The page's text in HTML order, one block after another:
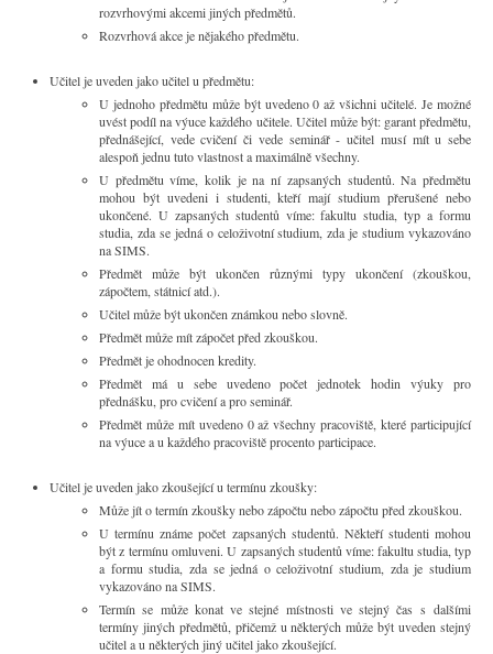
rozvrhovými akcemi jiných předmětů.
Rozvrhová akce je nějakého předmětu.
Učitel je uveden jako učitel u předmětu:
U jednoho předmětu může být uvedeno 0 až všichni učitelé. Je možné
uvést podíl na výuce každého učitele. Učitel může být: garant předmětu,
přednášející, vede cvičení či vede seminář - učitel musí mít u sebe
alespoň jednu tuto vlastnost a maximálně všechny.
U předmětu víme, kolik je na ní zapsaných studentů. Na předmětu
mohou být uvedeni i studenti, kteří mají studium přerušené nebo
ukončené. U zapsaných studentů víme: fakultu studia, typ a formu
studia, zda se jedná o celoživotní studium, zda je studium vykazováno
na SIMS.
Předmět může být ukončen různými typy ukončení (zkouškou,
zápočtem, státnicí atd.).
Učitel může být ukončen známkou nebo slovně.
Předmět může mít zápočet před zkouškou.
Předmět je ohodnocen kredity.
Předmět má u sebe uvedeno počet jednotek hodin výuky pro
přednášku, pro cvičení a pro seminář.
Předmět může mít uvedeno 0 až všechny pracoviště, které participující
na výuce a u každého pracoviště procento participace.
Učitel je uveden jako zkoušející u termínu zkoušky:
Může jít o termín zkoušky nebo zápočtu nebo zápočtu před zkouškou.
U termínu známe počet zapsaných studentů. Někteří studenti mohou
být z termínu omluveni. U zapsaných studentů víme: fakultu studia, typ
a formu studia, zda se jedná o celoživotní studium, zda je studium
vykazováno na SIMS.
Termín se může konat ve stejné místnosti ve stejný čas s dalšími
termíny jiných předmětů, přičemž u některých může být uveden stejný
učitel a u některých jiný učitel jako zkoušející.